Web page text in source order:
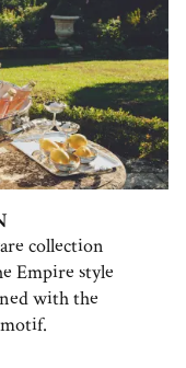
collection
Empire style
with the